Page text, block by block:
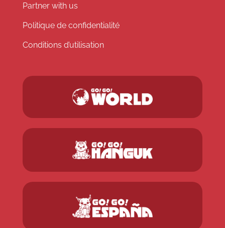
Partner with us
Politique de confidentialité
Conditions d’utilisation